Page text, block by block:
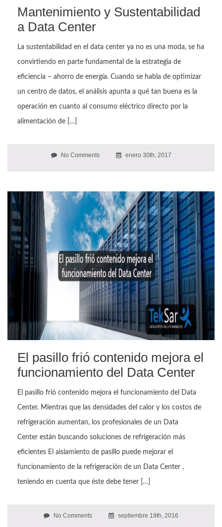
Mantenimiento y Sustentabilidad
a Data Center
La sustentabilidad en el data center ya no es una moda, se ha
convirtiendo en parte fundamental de la estrategia de
eficiencia – ahorro de energía. Cuando se habla de optimizar
un centro de datos, el análisis apunta a qué tan buena es la
operación en cuanto al consumo eléctrico directo por la
alimentación de […]
No Comments enero 30th, 2017
El pasillo frió contenido mejora el
funcionamiento del Data Center
El pasillo frió contenido mejora el funcionamiento del Data
Center. Mientras que las densidades del calor y los costos de
refrigeración aumentan, los profesionales de un Data
Center están buscando soluciones de refrigeración más
eficientes El aislamiento de pasillo puede mejorar el
funcionamiento de la refrigeración de un Data Center ,
teniendo en cuenta que éste debe tener […]
No Comments septiembre 19th, 2016